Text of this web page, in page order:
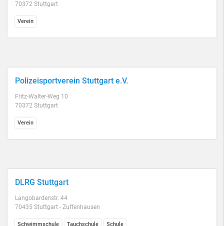
70372 Stuttgart
Verein
Polizeisportverein Stuttgart e.V.
Fritz-Walter-Weg 10
70372 Stuttgart
Verein
DLRG Stuttgart
Langobardenstr. 44
70435 Stuttgart - Zuffenhausen
Schwimmschule Tauchschule Schule